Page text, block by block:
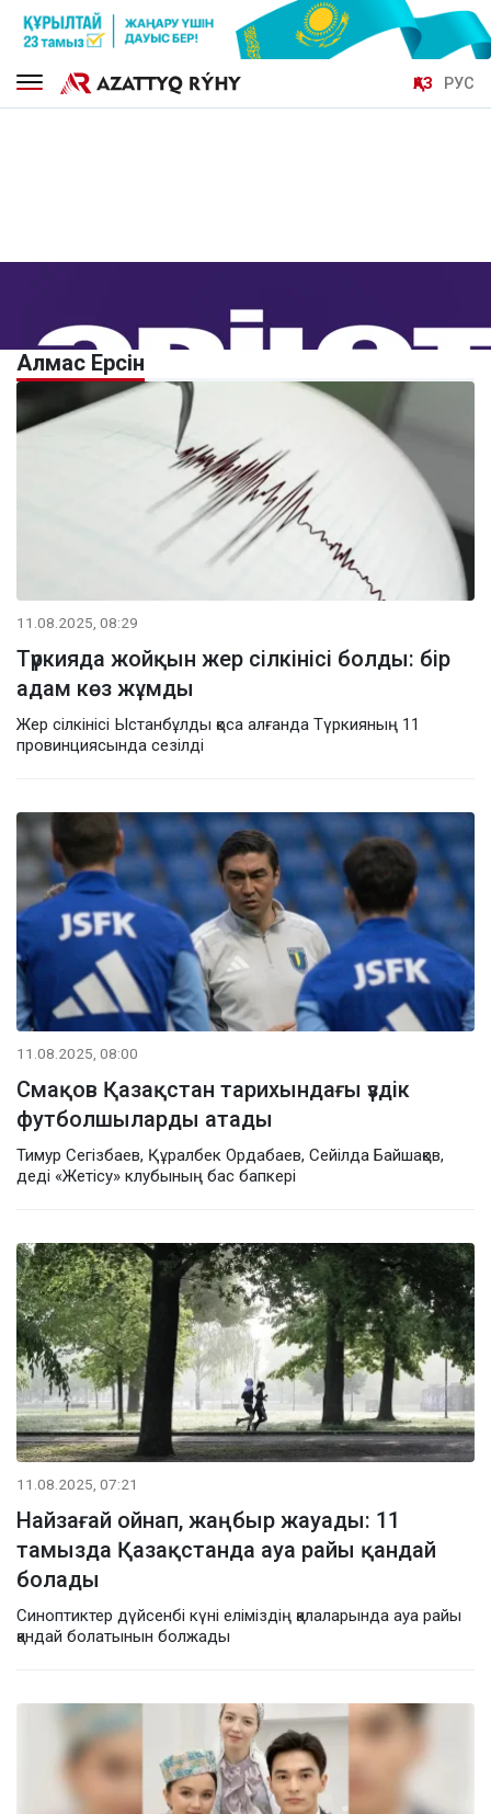
ҚАЗ РУС
Алмас Ерсін
11.08.2025, 08:29
Түркияда жойқын жер сілкінісі болды: бір
адам көз жұмды
Жер сілкінісі Ыстанбұлды қоса алғанда Түркияның 11
провинциясында сезілді
11.08.2025, 08:00
Смақов Қазақстан тарихындағы үздік
футболшыларды атады
Тимур Сегізбаев, Құралбек Ордабаев, Сейілда Байшақов,
деді «Жетісу» клубының бас бапкері
11.08.2025, 07:21
Найзағай ойнап, жаңбыр жауады: 11
тамызда Қазақстанда ауа райы қандай
болады
Синоптиктер дүйсенбі күні еліміздің қалаларында ауа райы
қандай болатынын болжады